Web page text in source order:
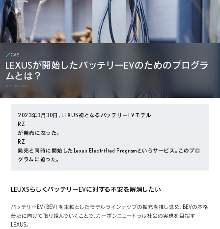
CAR
LEXUSが開始したバッテリーEVのためのプログラ
ムとは？
2023.05.17 WED
2023年3月30日、LEXUS初となるバッテリーEVモデル
RZ
が発売になった。
RZ
発売と同時に開始したLexus Electrified Programというサービス。このプロ
グラムに迫った。
LEUXSらしくバッテリーEVに対する不安を解消したい
バッテリーEV（BEV）を主軸としたモデルラインナップの拡充を推し進め、BEVの本格
普及に向けて取り組んでいくことで、カーボンニュートラル社会の実現を目指す
LEXUS。